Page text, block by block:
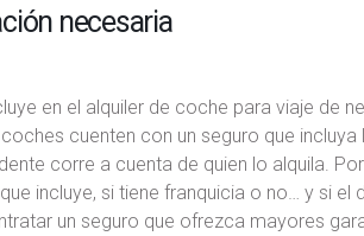
necesaria
en el alquiler de coche para viaje de
cuenten con un seguro que
corre a cuenta de quien lo alquila.
incluye, si tiene franquicia o no… y si
un seguro que ofrezca mayores